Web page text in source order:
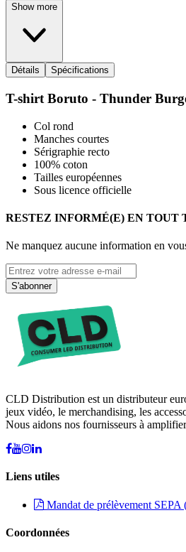
Show more
Détails Spécifications
T-shirt Boruto - Thunder
Col rond
Manches courtes
Sérigraphie recto
100% coton
Tailles européennes
Sous licence officielle
RESTEZ INFORMÉ(E) EN TOUT
Ne manquez aucune information en
S'abonner
CLD Distribution est un distributeur
jeux vidéo, le merchandising, les
Nous aidons nos fournisseurs à
Liens utiles
Mandat de prélèvement SEPA
Coordonnées